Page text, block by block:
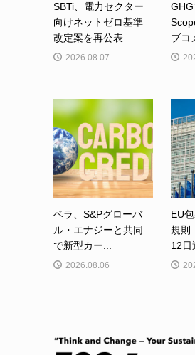
SBTi、電力セクター
向けネットゼロ基準
改定案を再公表...
2026.08.07
GHG
ブコ
ベラ、S&Pグローバ
ル・エナジーと共同
で新型カー...
2026.08.06
EU
規則
12